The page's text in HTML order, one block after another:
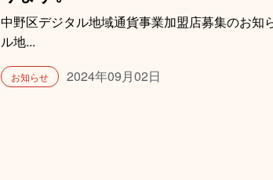
中野区デジタル地域通貨事業加盟店募集のお知
ル地...
お知らせ 2024年09月02日